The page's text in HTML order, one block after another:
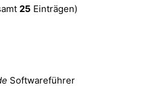
25 Einträgen)
Softwareführer